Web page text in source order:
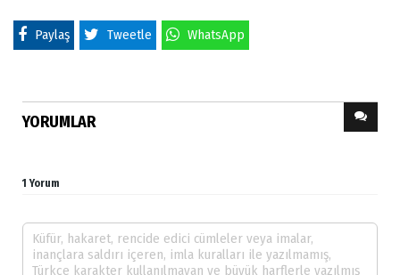
Paylaş Tweetle WhatsApp
YORUMLAR
1 Yorum